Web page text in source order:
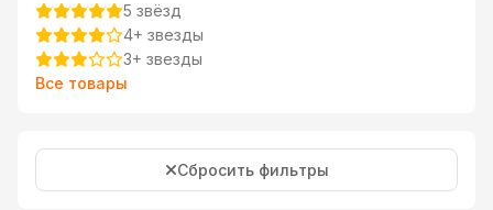
5 звёзд
4+ звезды
3+ звезды
Все товары
Сбросить фильтры